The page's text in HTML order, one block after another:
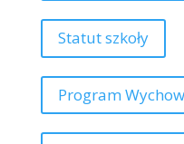
Statut szkoły
Program